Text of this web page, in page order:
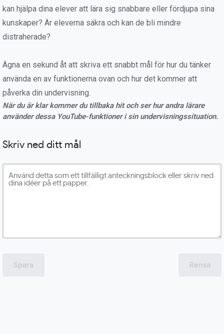
kan hjälpa dina elever att lära sig snabbare eller fördjupa sina
kunskaper? Är eleverna säkra och kan de bli mindre
distraherade?
Ägna en sekund åt att skriva ett snabbt mål för hur du tänker
använda en av funktionerna ovan och hur det kommer att
påverka din undervisning.
När du är klar kommer du tillbaka hit och ser hur andra lärare
använder dessa YouTube-funktioner i sin undervisningssituation.
Skriv ned ditt mål
Spara Rensa